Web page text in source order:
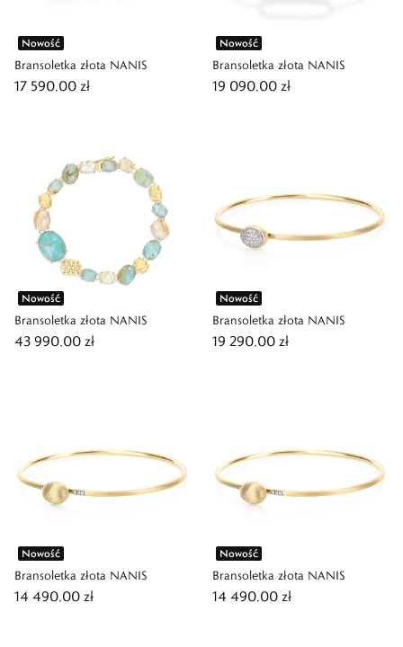
Nowość
Bransoletka złota NANIS
17 590,00 zł
Nowość
Bransoletka złota NANIS
19 090,00 zł
Nowość
Bransoletka złota NANIS
43 990,00 zł
Nowość
Bransoletka złota NANIS
19 290,00 zł
Nowość
Bransoletka złota NANIS
14 490,00 zł
Nowość
Bransoletka złota NANIS
14 490,00 zł